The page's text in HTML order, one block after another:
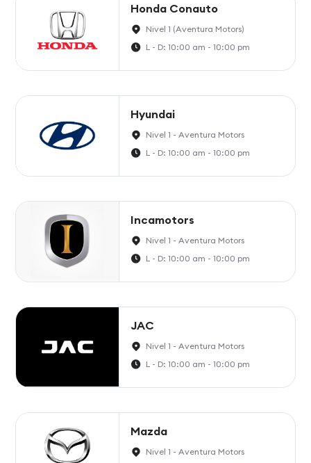
Honda Conauto
Nivel 1 (Aventura Motors)
L - D: 10:00 am - 10:00 pm
Hyundai
Nivel 1 - Aventura Motors
L - D: 10:00 am - 10:00 pm
Incamotors
Nivel 1 - Aventura Motors
L - D: 10:00 am - 10:00 pm
JAC
Nivel 1 - Aventura Motors
L - D: 10:00 am - 10:00 pm
Mazda
Nivel 1 - Aventura Motors